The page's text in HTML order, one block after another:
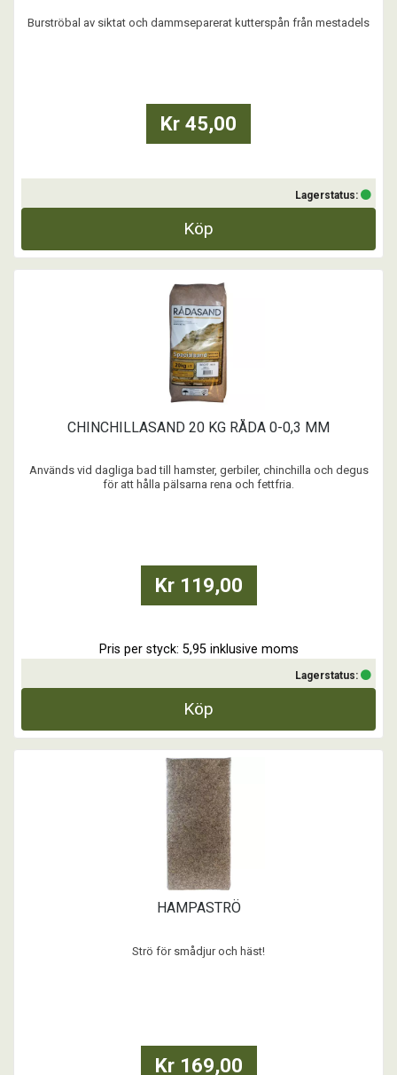
Burströbal av siktat och dammseparerat kutterspån från mestadels
Kr 45,00
Lagerstatus:
Köp
CHINCHILLASAND 20 KG RÅDA 0-0,3 MM
Används vid dagliga bad till hamster, gerbiler, chinchilla och degus
för att hålla pälsarna rena och fettfria.
Kr 119,00
Pris per styck: 5,95 inklusive moms
Lagerstatus:
Köp
HAMPASTRÖ
Strö för smådjur och häst!
Kr 169,00